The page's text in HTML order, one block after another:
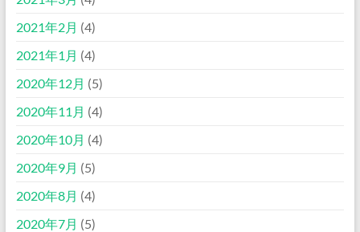
2021年2月 (4)
2021年1月 (4)
2020年12月 (5)
2020年11月 (4)
2020年10月 (4)
2020年9月 (5)
2020年8月 (4)
2020年7月 (5)